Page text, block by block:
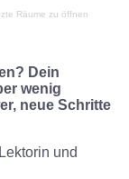
Räume zu öffnen
Dein
wenig
neue Schritte
und